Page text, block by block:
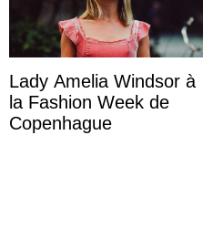
Lady Amelia Windsor à
la Fashion Week de
Copenhague